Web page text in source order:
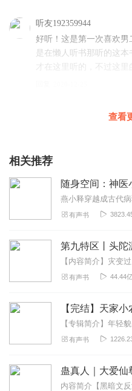
听友192359944
好听！这是第一次喜欢
是在懒人听书那听的这本
才在这里听的，不过这里
回复
婳清欢
小说还是很好听的，就
面在一起
主播声音真好听，普通话
很好，期待下一本穿越
万事如意
2021-11-07
听友371606800
很好听 主播很棒 很喜欢
查看
相关推荐
随身空间：神医
有声书
有声书 44.44
有声书